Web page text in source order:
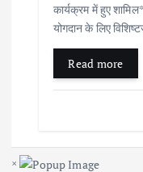
कार्यक्रम में हुए
योगदान के लिए
Read more
×